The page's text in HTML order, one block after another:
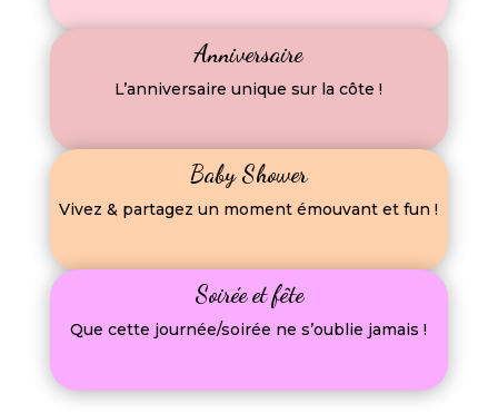
Anniversaire
L’anniversaire unique sur la côte !
Baby Shower
Vivez & partagez un moment émouvant et fun !
Soirée et fête
Que cette journée/soirée ne s’oublie jamais !